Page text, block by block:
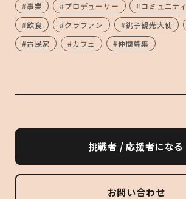
#事業 #プロデューサー #コミュニティ
#飲食
#クラファン #銚子観光大使
#古民家
#カフェ #仲間募集
挑戦者 / 応援者になる
お問い合わせ